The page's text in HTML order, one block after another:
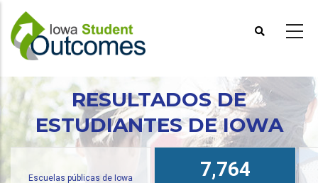
Pasar
contenido
principal
RESULTADOS DE
ESTUDIANTES DE IOWA
7,764